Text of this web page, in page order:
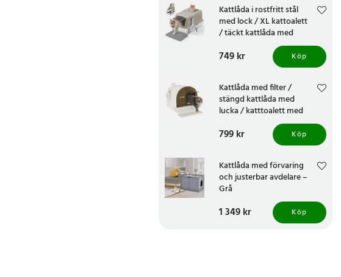
Kattlåda i rostfritt stål
med lock / XL kattoalett
/ täckt kattlåda med
toppingång och frontingång
Pris:749 kr
749 kr Köp
Kattlåda med filter /
stängd kattlåda med
lucka / katttoalett med
matta och spade
Pris:799 kr
799 kr Köp
Kattlåda med förvaring
och justerbar avdelare –
Grå
Pris:1 349 kr
1 349 kr Köp